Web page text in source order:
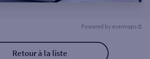
Powered by evermaps ©
Retour à la liste